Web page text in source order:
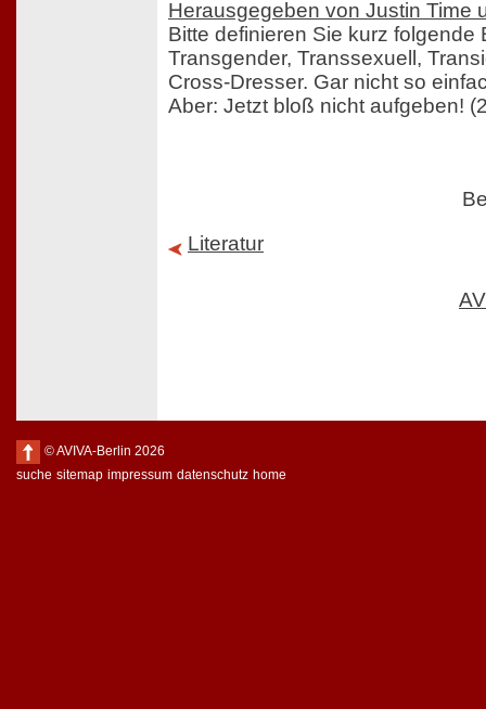
Herausgegeben von Justin Time
Bitte definieren Sie kurz folgende
Transgender, Transsexuell,
Cross-Dresser. Gar nicht so
Aber: Jetzt bloß nicht aufgeben!
Literatur
© AVIVA-Berlin 2026
suche sitemap impressum datenschutz home